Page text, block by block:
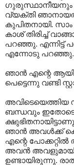
ഗുരുസ്ഥാനീയനും
വ്യക്തി
കുപിതനായി.
കാശ് തിരിച്ച്
പറഞ്ഞു. എന്നിട്ട്
എന്നോടു പറഞ്ഞു.
ഞാന്‍ എന്റെ
പെട്ടെന്നു വണ്ടി
അവിടെയെത്തിയ
ബന്ധവും ഇതോടെ
ഞാന്‍ അവള്‍ക്ക്
എന്റെ
അവന്‍
ഉണ്ടായിരുന്നു.